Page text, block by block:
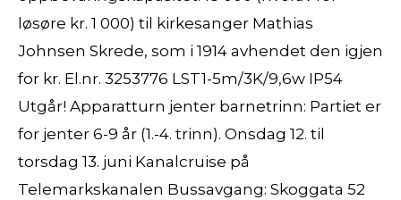
løsøre kr. 1 000) til kirkesanger Mathias
Johnsen Skrede, som i 1914 avhendet den igjen
for kr. El.nr. 3253776 LST1-5m/3K/9,6w IP54
Utgår! Apparatturn jenter barnetrinn: Partiet er
for jenter 6-9 år (1.-4. trinn). Onsdag 12. til
torsdag 13. juni Kanalcruise på
Telemarkskanalen Bussavgang: Skoggata 52